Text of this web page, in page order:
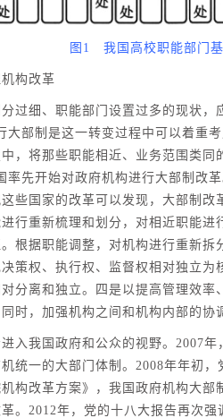
图1 我国高校职能部门基
构改革
细、职能部门设置过多的现状，
大部制是这一转变过程中可以着重
，将那些职能相近、业务范围类
率先开始对政府机构进行大部制改
些国家的改革可以发现，大部制
行重新梳理和划分，对相近职能
根据职能调整，对机构进行重新
策权、执行权、监督权相对独立
分离和独立。四是以提高管理效
时，加强机构之间和机构内部的协
我国政府和公众的视野。2007年
统一的大部门体制。2008年年初
构改革方案》，我国政府机构大
。2012年，党的十八大报告再次